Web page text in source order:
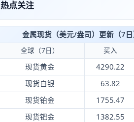
热点关注
金属现货（美元/盎司）更新（7
全球（7日） 买入
现货黄金 4290.22
现货白银
63.82
现货铂金
1755.47
现货钯金
1382.55